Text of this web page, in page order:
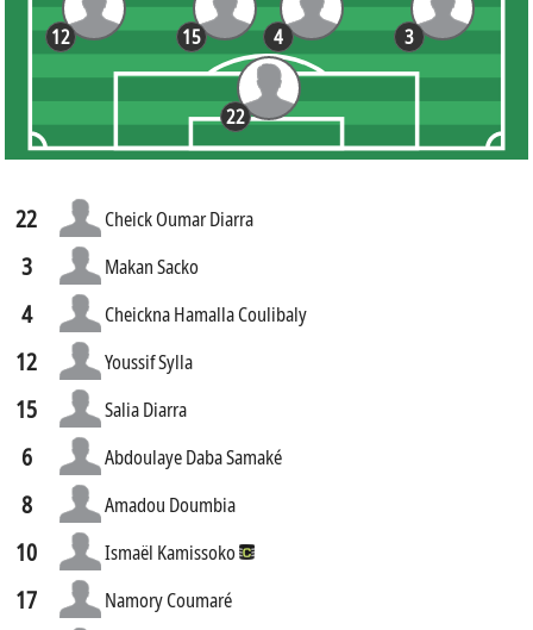
4
22
3
12 15
22 Cheick Oumar Diarra
3 Makan Sacko
4 Cheickna Hamalla Coulibaly
12 Youssif Sylla
15 Salia Diarra
6 Abdoulaye Daba Samaké
8 Amadou Doumbia
10 Ismaël Kamissoko
17 Namory Coumaré